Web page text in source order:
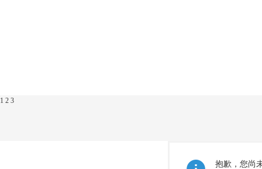
1 2 3
抱歉，您尚